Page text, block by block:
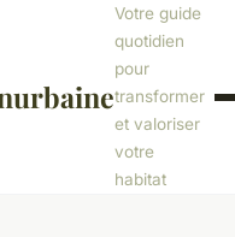
Votre guide
quotidien
pour
transformer
et valoriser
votre
habitat